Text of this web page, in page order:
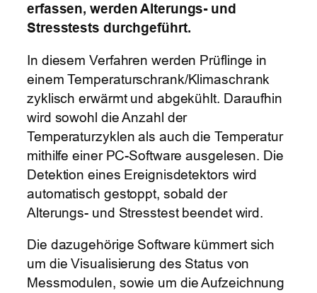
erfassen, werden Alterungs- und
Stresstests durchgeführt.
In diesem Verfahren werden Prüflinge in
einem Temperaturschrank/Klimaschrank
zyklisch erwärmt und abgekühlt. Daraufhin
wird sowohl die Anzahl der
Temperaturzyklen als auch die Temperatur
mithilfe einer PC-Software ausgelesen. Die
Detektion eines Ereignisdetektors wird
automatisch gestoppt, sobald der
Alterungs- und Stresstest beendet wird.
Die dazugehörige Software kümmert sich
um die Visualisierung des Status von
Messmodulen, sowie um die Aufzeichnung